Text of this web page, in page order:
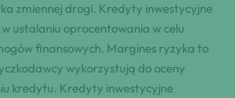
zmiennej drogi. Kredyty inwestycyjne
ustalaniu oprocentowania w celu
finansowych. Margines ryzyka to
wykorzystują do oceny
kredytu. Kredyty inwestycyjne